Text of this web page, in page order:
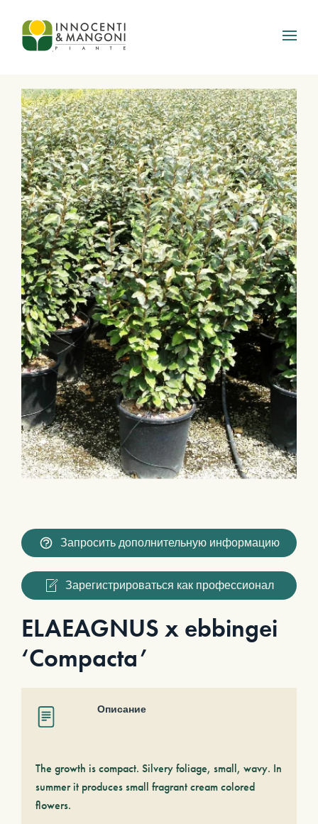
Skip to main content
Запросить дополнительную информацию
Зарегистрироваться как профессионал
ELAEAGNUS x ebbingei
‘Compacta’
Описание
The growth is compact. Silvery foliage, small, wavy. In
summer it produces small fragrant cream colored
flowers.